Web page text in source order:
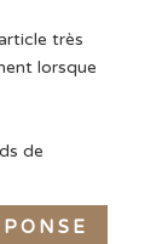
très
lorsque
de